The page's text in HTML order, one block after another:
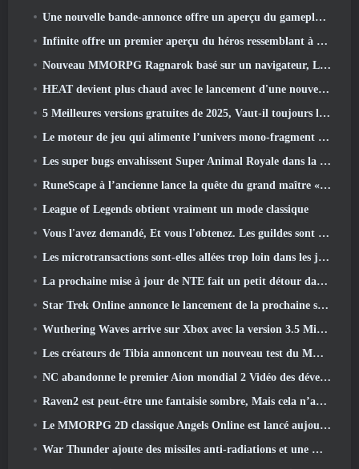
Une nouvelle bande-annonce offre un aperçu du gameplay de Silver Palace
Infinite offre un premier aperçu du héros ressemblant à une sirène à venir dans le printemps-été 2013: Lumière du soir
Nouveau MMORPG Ragnarok basé sur un navigateur, L'univers Ragnarok annoncé
HEAT devient plus chaud avec le lancement d'une nouvelle carte du désert
5 Meilleures versions gratuites de 2025, Vaut-il toujours la peine d'y jouer 2026?
Le moteur de jeu qui alimente l’univers mono-fragment d’Eve Online est désormais open source
Les super bugs envahissent Super Animal Royale dans la mise à jour « Super Natural »
RuneScape à l’ancienne lance la quête du grand maître « La Lune de sang se lève », Mettre fin à une série de quêtes de 20 ans
League of Legends obtient vraiment un mode classique
Vous l'avez demandé, Et vous l'obtenez. Les guildes sont maintenant disponibles dans Eterspire
Les microtransactions sont-elles allées trop loin dans les jeux gratuits?
La prochaine mise à jour de NTE fait un petit détour dans un jeu de table fantastique
Star Trek Online annonce le lancement de la prochaine saison « Undiscovered »
Wuthering Waves arrive sur Xbox avec la version 3.5 Mise à jour
Les créateurs de Tibia annoncent un nouveau test du MMORPG Zombie à l'ancienne, Persister en ligne
NC abandonne le premier Aion mondial 2 Vidéo des développeurs, Partager des détails sur le jeu
Raven2 est peut-être une fantaisie sombre, Mais cela n’arrête pas les plaisirs de l’été
Le MMORPG 2D classique Angels Online est lancé aujourd'hui dans le monde entier
War Thunder ajoute des missiles anti-radiations et une mesure de soutien électronique dans la mise à jour de la cavalerie lourde